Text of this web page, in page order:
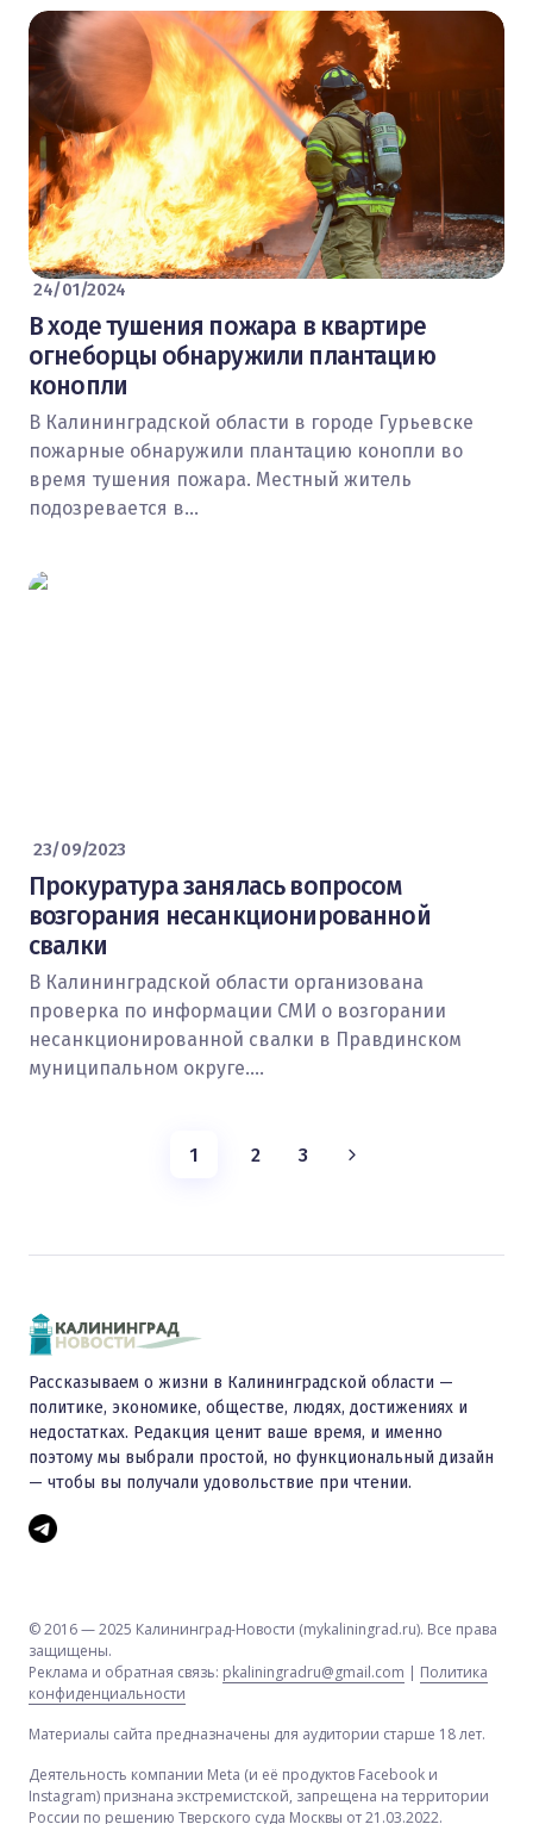
24/01/2024
В ходе тушения пожара в квартире
огнеборцы обнаружили плантацию
конопли
В Калининградской области в городе Гурьевске
пожарные обнаружили плантацию конопли во
время тушения пожара. Местный житель
подозревается в…
23/09/2023
Прокуратура занялась вопросом
возгорания несанкционированной
свалки
В Калининградской области организована
проверка по информации СМИ о возгорании
несанкционированной свалки в Правдинском
муниципальном округе.…
1 2 3
Рассказываем о жизни в Калининградской области —
политике, экономике, обществе, людях, достижениях и
недостатках. Редакция ценит ваше время, и именно
поэтому мы выбрали простой, но функциональный дизайн
— чтобы вы получали удовольствие при чтении.
© 2016 — 2025 Калининград-Новости (mykaliningrad.ru). Все права
защищены.
Реклама и обратная связь: pkaliningradru@gmail.com | Политика
конфиденциальности
Материалы сайта предназначены для аудитории старше 18 лет.
Деятельность компании Meta (и её продуктов Facebook и
Instagram) признана экстремистской, запрещена на территории
России по решению Тверского суда Москвы от 21.03.2022.